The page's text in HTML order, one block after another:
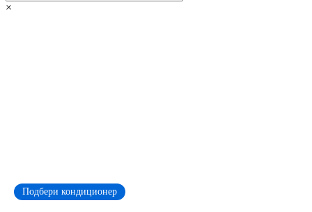
Подбери кондиционер
×